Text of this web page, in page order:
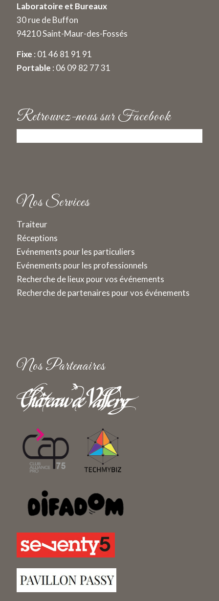
Laboratoire et Bureaux
30 rue de Buffon
94210 Saint-Maur-des-Fossés
Fixe : 01 46 81 91 91
Portable : 06 09 82 77 31
Retrouvez-nous sur Facebook
Nos Services
Traiteur
Réceptions
Evénements pour les particuliers
Evénements pour les professionnels
Recherche de lieux pour vos événements
Recherche de partenaires pour vos événements
Nos Partenaires